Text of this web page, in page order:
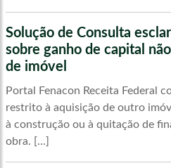
Solução de Consulta
sobre ganho de capital
de imóvel
Portal Fenacon Receita Federal
restrito à aquisição de outro
à construção ou à quitação de
obra. […]